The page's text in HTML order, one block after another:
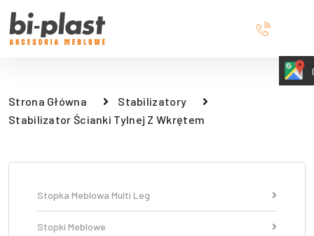
Strona Główna
Stabilizatory
Stabilizator Ścianki Tylnej Z Wkrętem
Stopka Meblowa Multi Leg
Stopki Meblowe